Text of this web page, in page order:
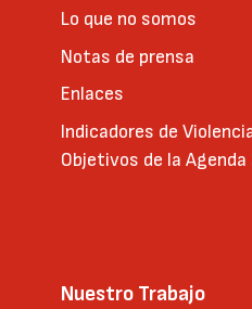
Lo que no somos
Notas de prensa
Enlaces
Indicadores de
Objetivos de la Agenda
Nuestro Trabajo